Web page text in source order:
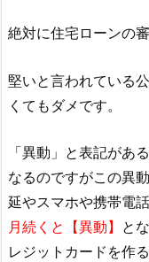
絶対に住宅ローンの
堅いと言われている
くてもダメです。
「異動」と表記があ
なるのですがこの異
延やスマホや携帯電
月続くと【異動】 と
レジットカードを作